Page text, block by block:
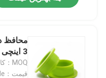
رول جامبو نوار BOPP
نوار چسب فایبرگلاس
رول فیلم کششی
محافظ
3 اینچی سبز
MOQ：کانتینر 20 فوتی
قیمت：negotiable